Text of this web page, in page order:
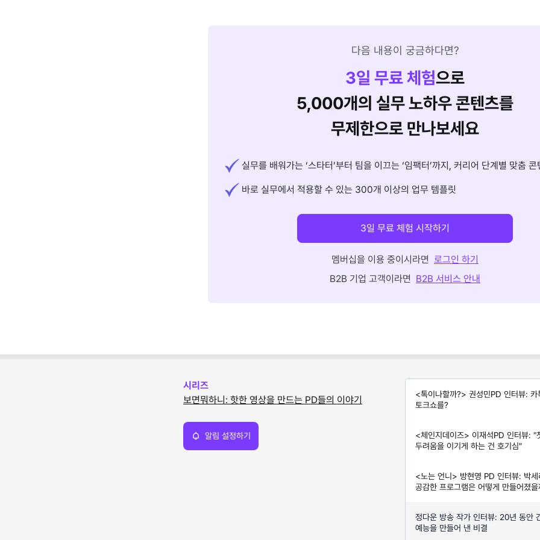
다음 내용이 궁금하다면?
3일 무료 체험으로
5,000개의 실무 노하우 콘텐츠를
무제한으로 만나보세요
실무를 배워가는 ‘스타터’부터 팀을 이끄는 ‘임팩터’까지, 커리어 단계별 맞춤 콘
바로 실무에서 적용할 수 있는 300개 이상의 업무 템플릿
3일 무료 체험 시작하기
멤버십을 이용 중이시라면 로그인 하기
B2B 기업 고객이라면 B2B 서비스 안내
시리즈
보면뭐하니: 핫한 영상을 만드는 PD들의 이야기
알림 설정하기
<톡이나할까?> 권성민PD 인터뷰: 카
토크쇼를?
<체인지데이즈> 이재석PD 인터뷰: "
두려움을 이기게 하는 건 호기심"
<노는 언니> 방현영 PD 인터뷰: 박세
공감한 프로그램은 어떻게 만들어졌을
정다운 방송 작가 인터뷰: 20년 동안
예능을 만들어 낸 비결